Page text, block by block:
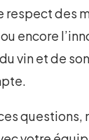
respect des
encore
vin et de
questions,